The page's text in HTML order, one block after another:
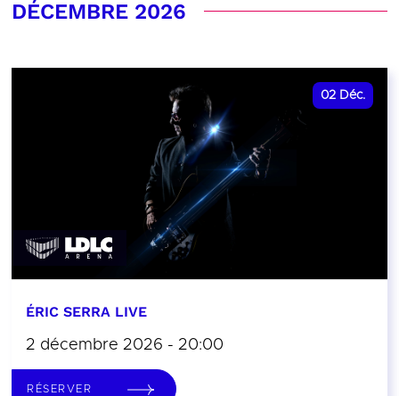
DÉCEMBRE 2026
02 Déc.
ÉRIC SERRA LIVE
2 décembre 2026 - 20:00
RÉSERVER